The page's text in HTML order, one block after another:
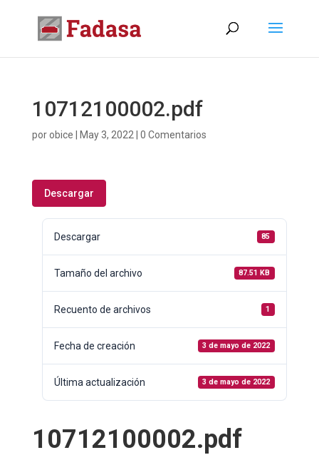
10712100002.pdf
porobice May 3, 2022 0 Comentarios
Descargar
Descargar 85
Tamaño del archivo 87.51 KB
Recuento de archivos 1
Fecha de creación 3 de mayo de 2022
Última actualización 3 de mayo de 2022
10712100002.pdf